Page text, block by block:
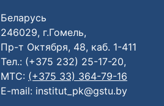
Беларусь
246029, г.Гомель,
Пр-т Октября, 48, каб. 1-411
Тел.: (+375 232) 25-17-20,
МТС: (+375 33) 364-79-16
E-mail: institut_pk@gstu.by